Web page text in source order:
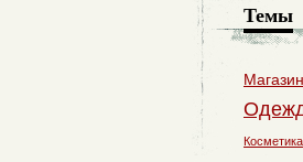
Темы
Косметика